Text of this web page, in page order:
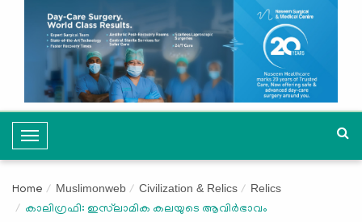
T
o
g
l
Home Muslimonweb Civilization & Relics Relics
കാലിഗ്രഫി: ഇസ്‍ലാമിക കലയുടെ ആവിർഭാവം